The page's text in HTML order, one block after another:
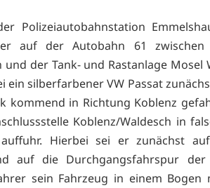
Polizeiautobahnstation
auf der Autobahn 61 zwischen
der Tank- und Rastanlage Mosel
ein silberfarbener VW Passat
kommend in Richtung Koblenz
Koblenz/Waldesch in
Hierbei sei er zunächst
auf die Durchgangsfahrspur der
sein Fahrzeug in einem Bogen